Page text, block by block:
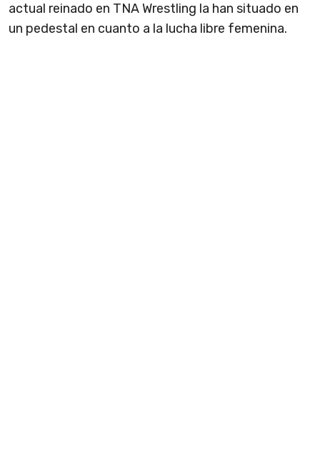
actual reinado en TNA Wrestling la han situado en
un pedestal en cuanto a la lucha libre femenina.